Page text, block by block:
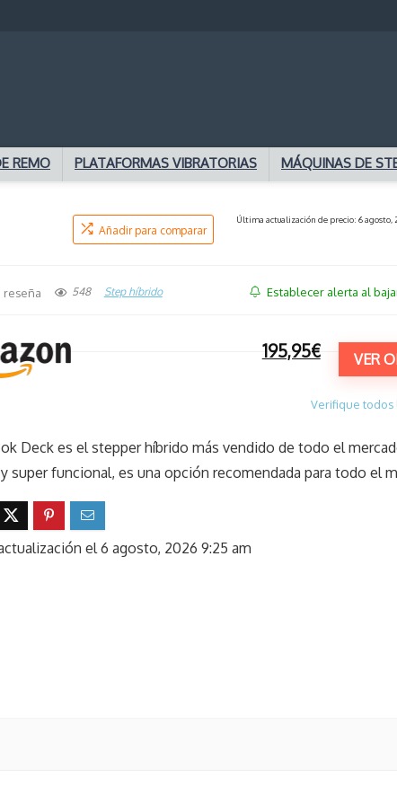
REMO PLATAFORMAS VIBRATORIAS MÁQUINAS DE
Última actualización de precio: 6 agosto,
Añadir para comparar
reseña 548 Step híbrido Establecer alerta al
VER
195,95€
Verifique todos
Deck es el stepper híbrido más vendido de todo el
super funcional, es una opción recomendada para todo el
el 6 agosto, 2026 9:25 am